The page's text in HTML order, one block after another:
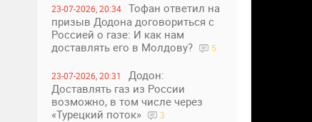
23-07-2026, 20:34
Тофан ответил на
призыв Додона договориться с
Россией о газе: И как нам
доставлять его в Молдову?
5
23-07-2026, 20:31
Додон:
Доставлять газ из России
возможно, в том числе через
«Турецкий поток»
3